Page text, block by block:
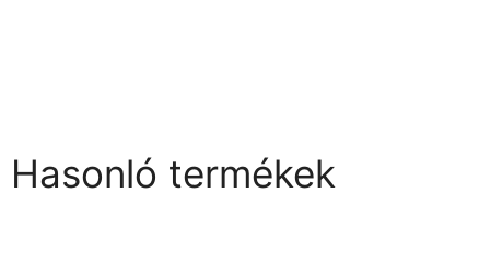
Hasonló termékek